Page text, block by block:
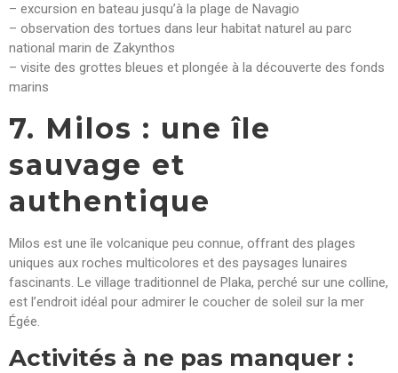
– excursion en bateau jusqu’à la plage de Navagio
– observation des tortues dans leur habitat naturel au parc
national marin de Zakynthos
– visite des grottes bleues et plongée à la découverte des fonds
marins
7. Milos : une île
sauvage et
authentique
Milos est une île volcanique peu connue, offrant des plages
uniques aux roches multicolores et des paysages lunaires
fascinants. Le village traditionnel de Plaka, perché sur une colline,
est l’endroit idéal pour admirer le coucher de soleil sur la mer
Égée.
Activités à ne pas manquer :